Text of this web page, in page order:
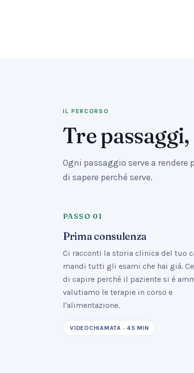
IL PERCORSO
Tre
Ogni passaggio serve a
di sapere perché serve.
PASSO 01
Prima consulenza
Ci racconti la storia clinica del tuo
mandi tutti gli esami che hai già.
di capire perché il paziente si è
valutiamo le terapie in corso e
l'alimentazione.
VIDEOCHIAMATA · 45 MIN